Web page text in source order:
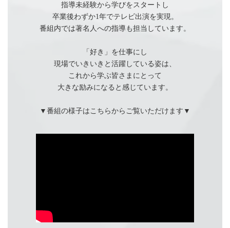
指導未経験から学びをスタートし
卒業後わずか1年でテレビ出演を実現。
番組内では著名人への指導も担当しています。
「好き」を仕事にし
現場でいきいきと活躍している姿は、
これから学ぶ皆さまにとって
大きな励みになると感じています。
▼番組の様子はこちらからご覧いただけます▼